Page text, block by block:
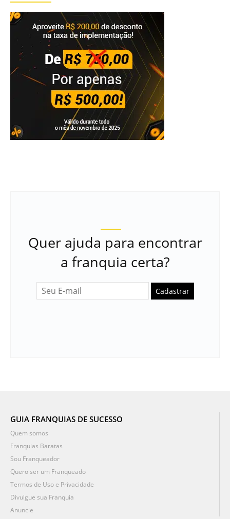
Quer ajuda para encontrar
a franquia certa?
Cadastrar
GUIA FRANQUIAS DE SUCESSO
Quem somos
Franquias Baratas
Sou Franqueador
Quero ser um Franqueado
Termos de Uso e Privacidade
Divulgue sua Franquia
Anuncie